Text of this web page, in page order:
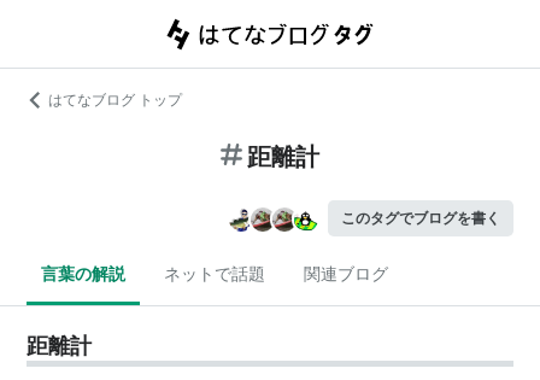
はてなブログ トップ
距離計
このタグでブログを書く
言葉の解説 ネットで話題 関連ブログ
距離計